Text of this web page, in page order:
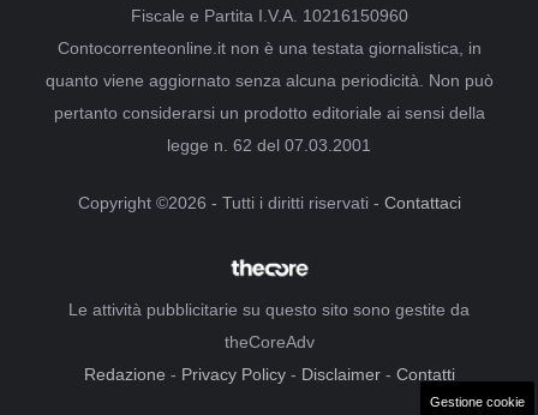
Fiscale e Partita I.V.A. 10216150960
Contocorrenteonline.it non è una testata giornalistica, in
quanto viene aggiornato senza alcuna periodicità. Non può
pertanto considerarsi un prodotto editoriale ai sensi della
legge n. 62 del 07.03.2001
Copyright ©2026 - Tutti i diritti riservati - Contattaci
Le attività pubblicitarie su questo sito sono gestite da
theCoreAdv
Redazione - Privacy Policy- Disclaimer- Contatti
Gestione cookie